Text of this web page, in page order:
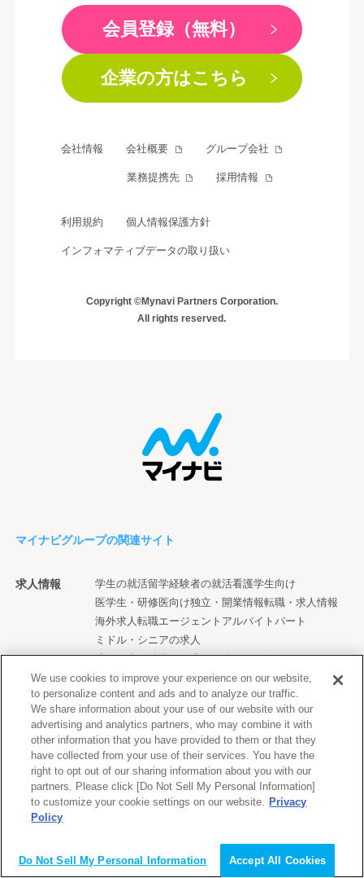
会員登録（無料）
企業の方はこちら
会社情報 会社概要 グループ会社
業務提携先 採用情報
利用規約 個人情報保護方針
インフォマティブデータの取り扱い
Copyright ©Mynavi Partners Corporation.
All rights reserved.
マイナビグループの関連サイト
求人情報 学生の就活留学経験者の就活看護学生向け
医学生・研修医向け独立・開業情報転職・求人情報
海外求人転職エージェント アルバイト パート
ミドル・シニアの求人
障がい者に特化した求人紹介サービス
福祉・介護の転職／パート
進路情報 高校生の進路情報
情報
サービス
総合・専門ニュース10代のチャレンジサイト
ティーンマーケティング支援大学生活情報
マイナビ子育てお買い物サポートメディア
We use cookies to improve your experience on our website,
to personalize content and ads and to analyze our traffic.
We share information about your use of our website with our
advertising and analytics partners, who may combine it with
other information that you have provided to them or that they
have collected from your use of their services. You have the
right to opt out of our sharing information about you with our
partners. Please click [Do Not Sell My Personal Information]
to customize your cookie settings on our website. Privacy
Policy
Do Not Sell My Personal Information Accept All Cookies